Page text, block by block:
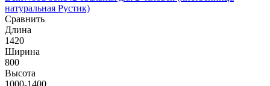
натуральная Рустик)
Сравнить
Длина
1420
Ширина
800
Высота
1000-1400